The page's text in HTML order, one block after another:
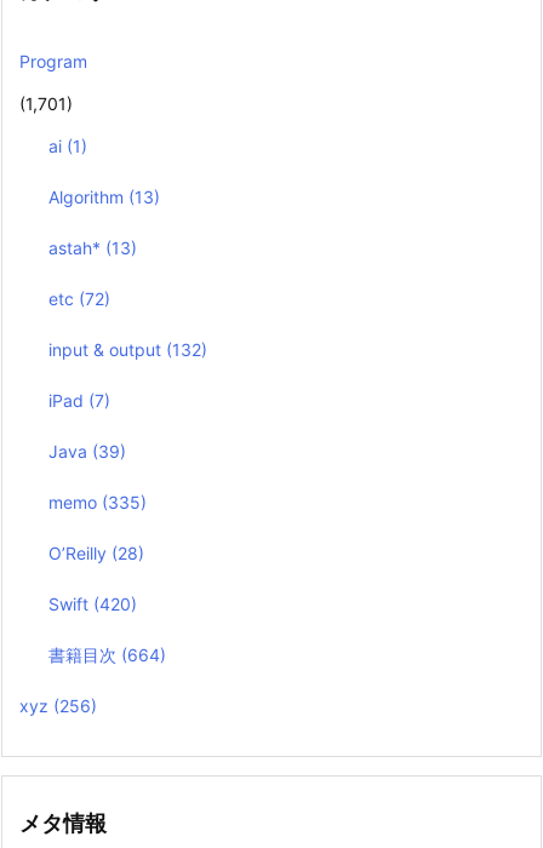
Program
(1,701)
ai (1)
Algorithm (13)
astah* (13)
etc (72)
input & output (132)
iPad (7)
Java (39)
memo (335)
O’Reilly (28)
Swift (420)
書籍目次 (664)
xyz (256)
メタ情報